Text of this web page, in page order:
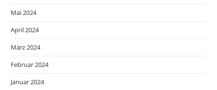
Mai 2024
April 2024
März 2024
Februar 2024
Januar 2024